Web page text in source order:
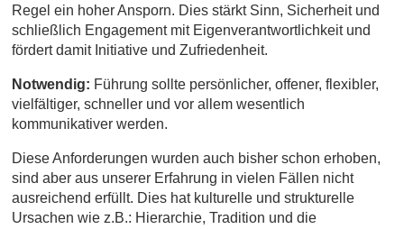
Regel ein hoher Ansporn. Dies stärkt Sinn, Sicherheit und
schließlich Engagement mit Eigenverantwortlichkeit und
fördert damit Initiative und Zufriedenheit.
Notwendig: Führung sollte persönlicher, offener, flexibler,
vielfältiger, schneller und vor allem wesentlich
kommunikativer werden.
Diese Anforderungen wurden auch bisher schon erhoben,
sind aber aus unserer Erfahrung in vielen Fällen nicht
ausreichend erfüllt. Dies hat kulturelle und strukturelle
Ursachen wie z.B.: Hierarchie, Tradition und die